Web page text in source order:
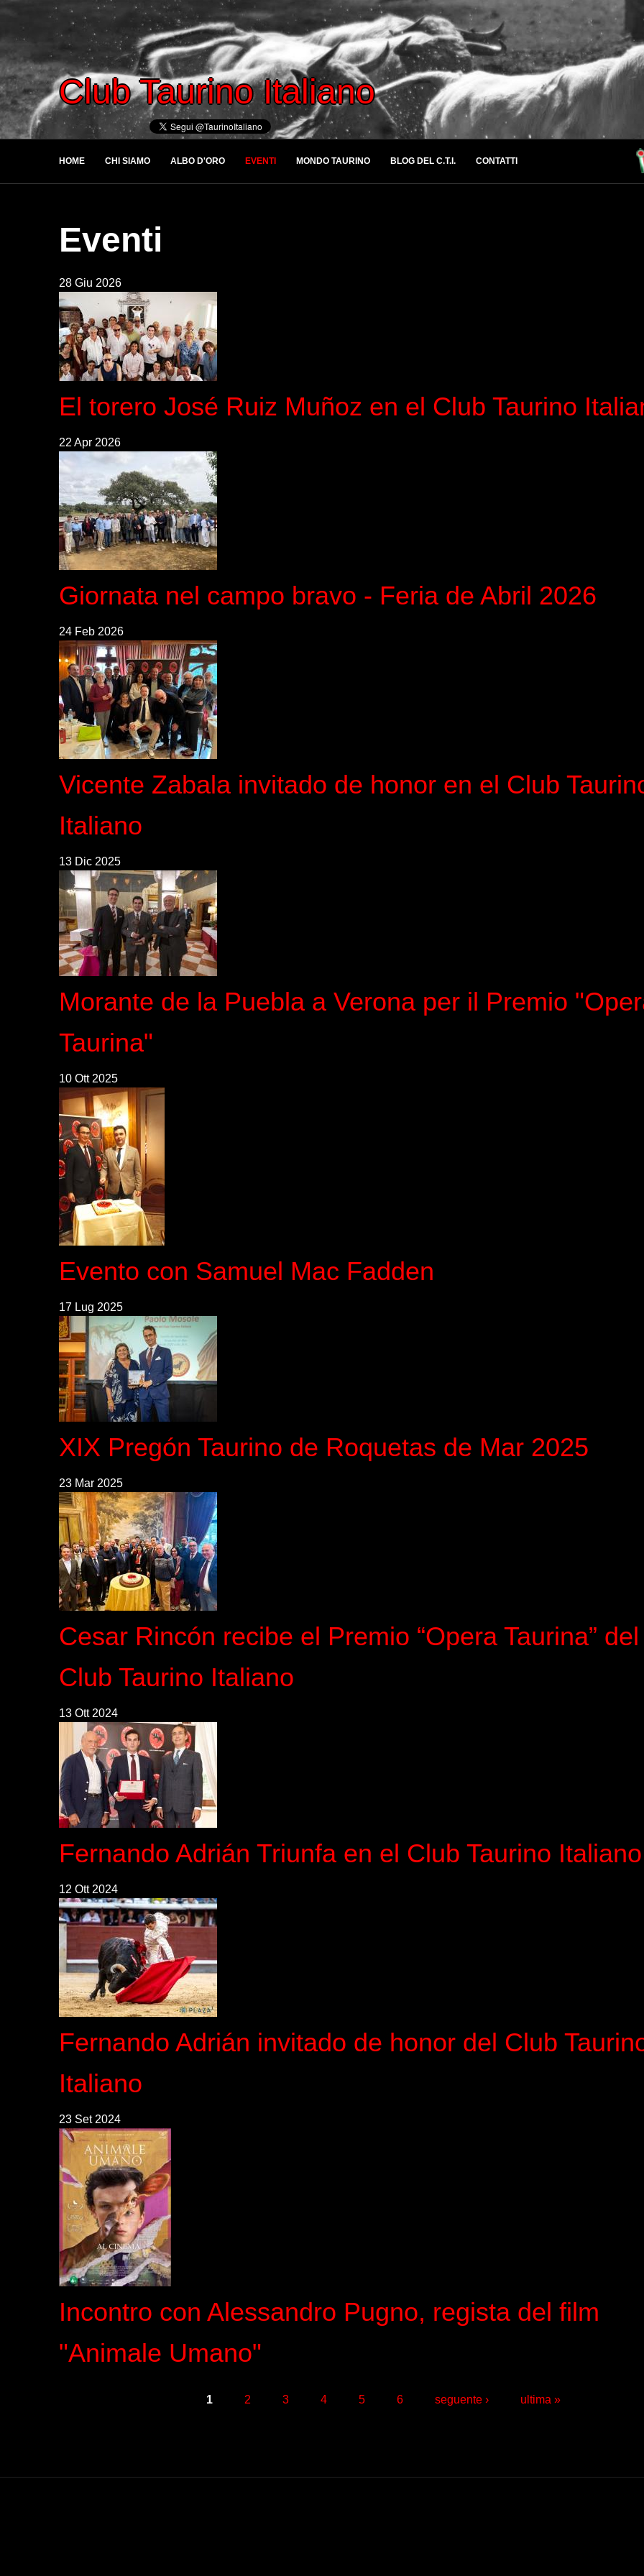
Club Taurino Italiano
HOME CHI SIAMO ALBO D'ORO EVENTI MONDO TAURINO BLOG DEL C.T.I. CONTATTI
Eventi
28 Giu 2026
El torero José Ruiz Muñoz en el Club Taurino
22 Apr 2026
Giornata nel campo bravo - Feria de Abril 2026
24 Feb 2026
Vicente Zabala invitado de honor en el Club
Italiano
13 Dic 2025
Morante de la Puebla a Verona per il Premio
Taurina"
10 Ott 2025
Evento con Samuel Mac Fadden
17 Lug 2025
XIX Pregón Taurino de Roquetas de Mar 2025
23 Mar 2025
Cesar Rincón recibe el Premio “Opera Taurina” del
Club Taurino Italiano
13 Ott 2024
Fernando Adrián Triunfa en el Club Taurino Italiano
12 Ott 2024
Fernando Adrián invitado de honor del Club
Italiano
23 Set 2024
Incontro con Alessandro Pugno, regista del film
"Animale Umano"
1 2 3 4 5 6 seguente › ultima »